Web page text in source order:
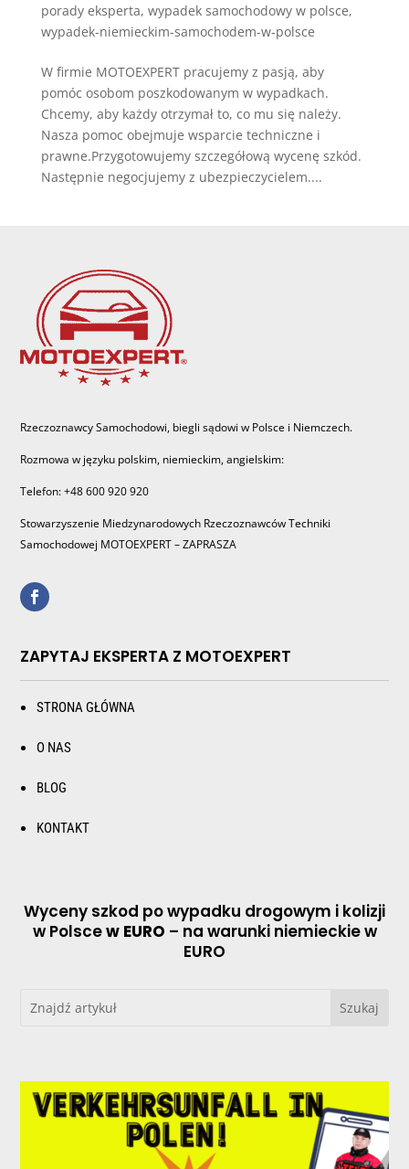
porady eksperta, wypadek samochodowy w polsce,
wypadek-niemieckim-samochodem-w-polsce
W firmie MOTOEXPERT pracujemy z pasją, aby
pomóc osobom poszkodowanym w wypadkach.
Chcemy, aby każdy otrzymał to, co mu się należy.
Nasza pomoc obejmuje wsparcie techniczne i
prawne.Przygotowujemy szczegółową wycenę szkód.
Następnie negocjujemy z ubezpieczycielem....
Rzeczoznawcy Samochodowi, biegli sądowi w Polsce i Niemczech.
Rozmowa w języku polskim, niemieckim, angielskim:
Telefon: +48 600 920 920
Stowarzyszenie Miedzynarodowych Rzeczoznawców Techniki
Samochodowej MOTOEXPERT – ZAPRASZA
ZAPYTAJ EKSPERTA Z MOTOEXPERT
STRONA GŁÓWNA
O NAS
BLOG
KONTAKT
Wyceny szkod po wypadku drogowym i kolizji
w Polscew EURO – na warunki niemieckie w
EURO